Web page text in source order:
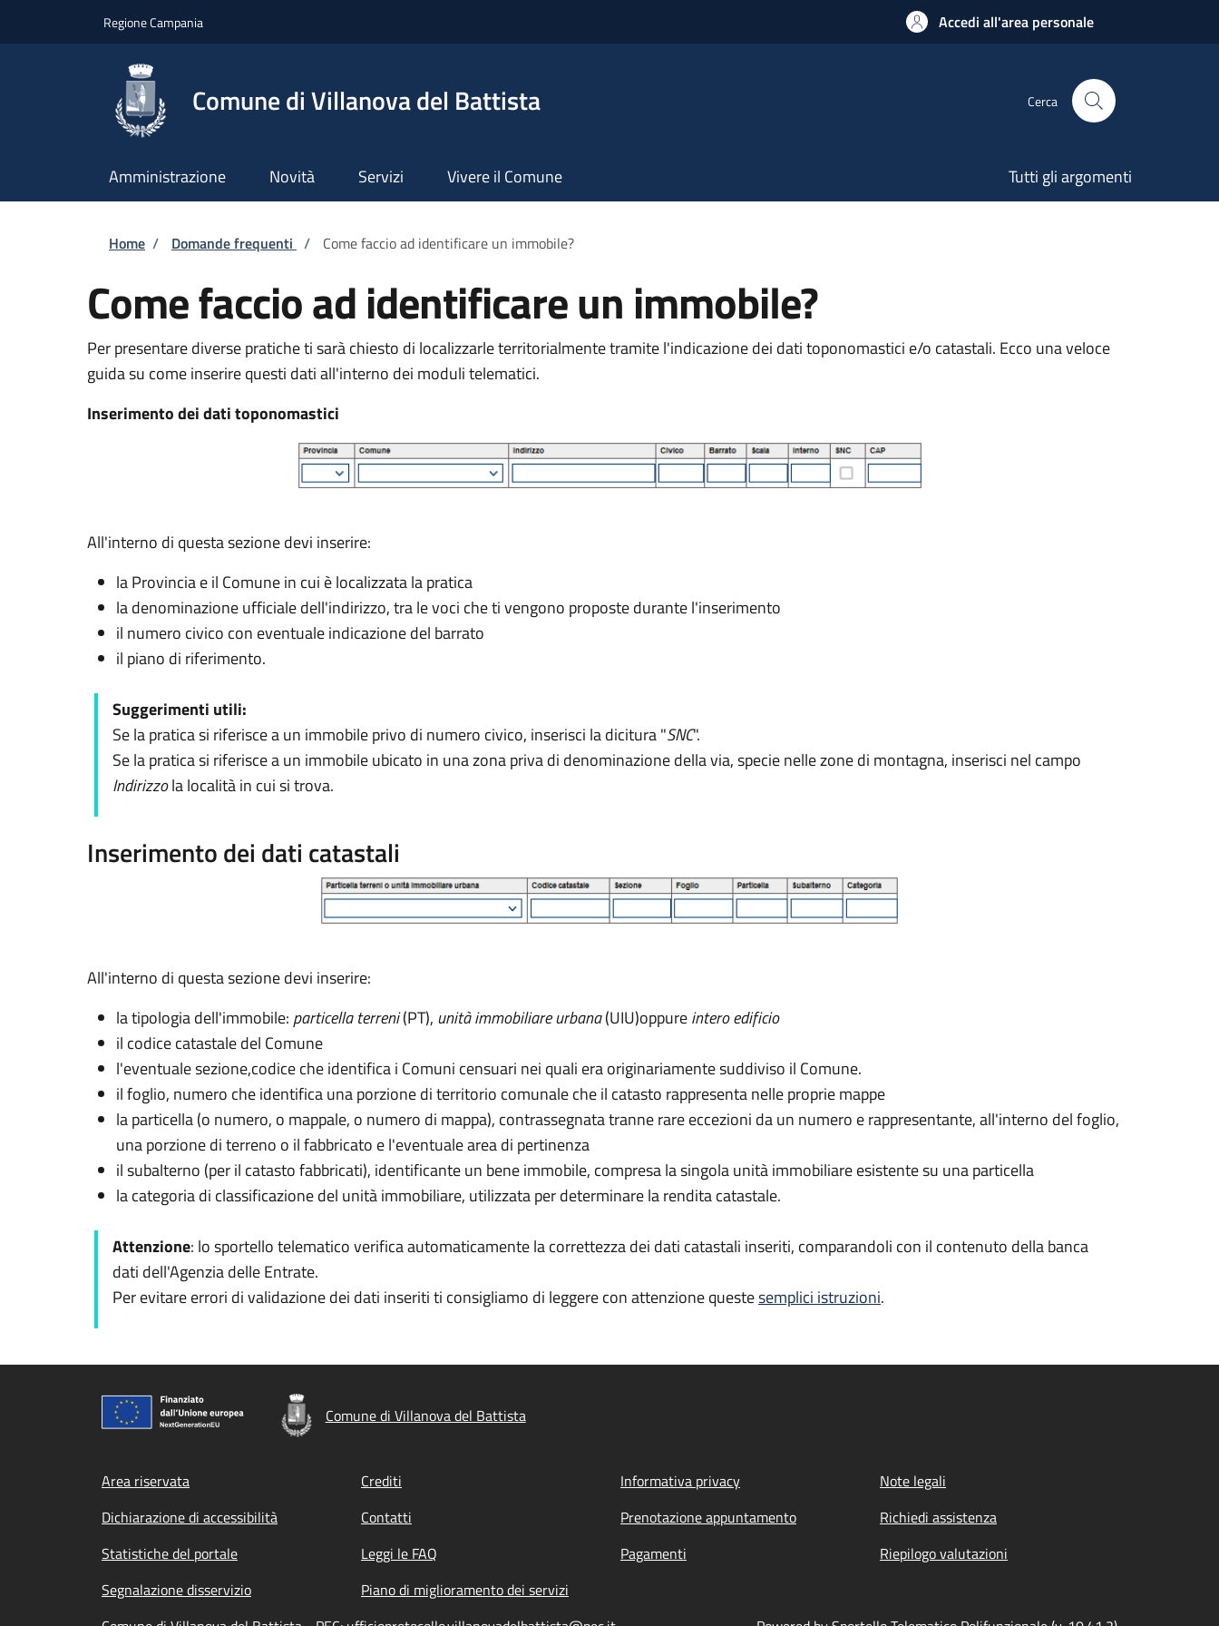
Regione Campania Accedi all'area personale
Comune di Villanova del Battista Cerca
Amministrazione Novità Servizi Vivere il Comune Tutti gli argomenti
Briciole di pane
Home / Domande frequenti / Come faccio ad identificare un immobile?
Come faccio ad identificare un immobile?
Per presentare diverse pratiche ti sarà chiesto di localizzarle territorialmente tramite l'indicazione dei dati toponomastici e/o catastali. Ecco una veloce
guida su come inserire questi dati all'interno dei moduli telematici.
Inserimento dei dati toponomastici
All'interno di questa sezione devi inserire:
la Provincia e il Comune in cui è localizzata la pratica
la denominazione ufficiale dell'indirizzo, tra le voci che ti vengono proposte durante l'inserimento
il numero civico con eventuale indicazione del barrato
il piano di riferimento.
Suggerimenti utili:
Se la pratica si riferisce a un immobile privo di numero civico, inserisci la dicitura "SNC".
Se la pratica si riferisce a un immobile ubicato in una zona priva di denominazione della via, specie nelle zone di montagna, inserisci nel campo
Indirizzola località in cui si trova.
Inserimento dei dati catastali
All'interno di questa sezione devi inserire:
la tipologia dell'immobile: particella terreni(PT), unità immobiliare urbana(UIU)oppureintero edificio
il codice catastale del Comune
l'eventuale sezione,codice che identifica i Comuni censuari nei quali era originariamente suddiviso il Comune.
il foglio, numero che identifica una porzione di territorio comunale che il catasto rappresenta nelle proprie mappe
la particella (o numero, o mappale, o numero di mappa), contrassegnata tranne rare eccezioni da un numero e rappresentante, all'interno del foglio,
una porzione di terreno o il fabbricato e l'eventuale area di pertinenza
il subalterno (per il catasto fabbricati), identificante un bene immobile, compresa la singola unità immobiliare esistente su una particella
la categoria di classificazione del unità immobiliare, utilizzata per determinare la rendita catastale.
Attenzione: lo sportello telematico verifica automaticamente la correttezza dei dati catastali inseriti, comparandoli con il contenuto della banca
dati dell'Agenzia delle Entrate.
Per evitare errori di validazione dei dati inseriti ti consigliamo di leggere con attenzione questesemplici istruzioni.
Comune di Villanova del Battista
Footer menu
Area riservata Crediti Informativa privacy
Note legali
Dichiarazione di accessibilità
Contatti Prenotazione appuntamento
Richiedi assistenza
Statistiche del portale
Leggi le FAQ Pagamenti
Riepilogo valutazioni
Segnalazione disservizio
Piano di miglioramento dei servizi